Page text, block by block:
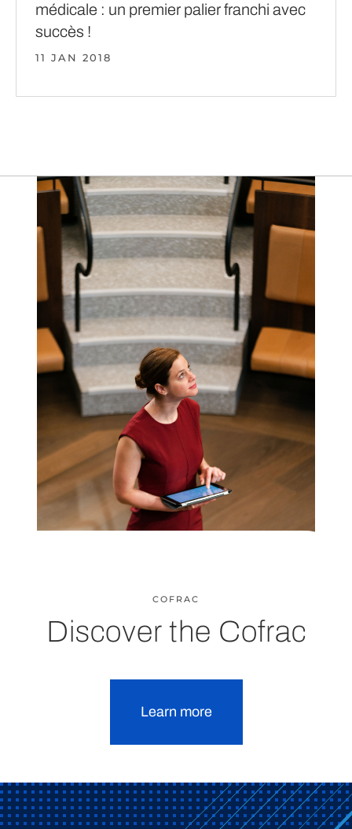
médicale : un premier palier franchi avec
succès !
11 JAN 2018
COFRAC
Discover the Cofrac
Learn more